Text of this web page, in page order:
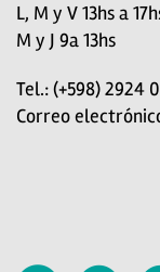
L, M y V 13hs a
M y J 9a 13hs
Tel.: (+598) 2924
Correo